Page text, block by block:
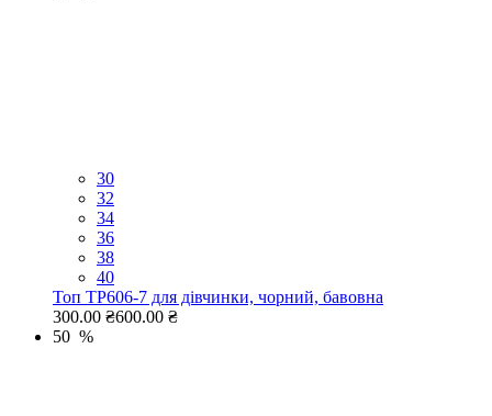
30
32
34
36
38
40
Топ TP606-7 для дівчинки, чорний, бавовна
300.00 ₴600.00 ₴
50 %